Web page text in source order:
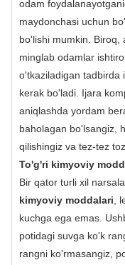
odam
maydonchasi uchun
bo'lishi mumkin. Biroq,
minglab odamlar
o'tkaziladigan tadbirda
kerak bo'ladi. Ijara
aniqlashda yordam
baholagan bo'lsangiz,
qilishingiz va tez-tez
To'g'ri kimyoviy
Bir qator turli xil
kimyoviy moddalari ,
kuchga ega emas.
potidagi suvga ko'k
rangni ko'rmasangiz,